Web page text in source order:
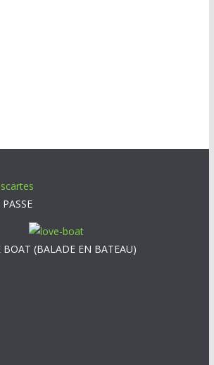
BOAT (BALADE EN BATEAU)